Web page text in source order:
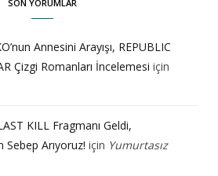
SON YORUMLAR
Annesini Arayışı, REPUBLIC
Çizgi Romanları İncelemesi için
KILL Fragmanı Geldi,
Arıyoruz! için Yumurtasız